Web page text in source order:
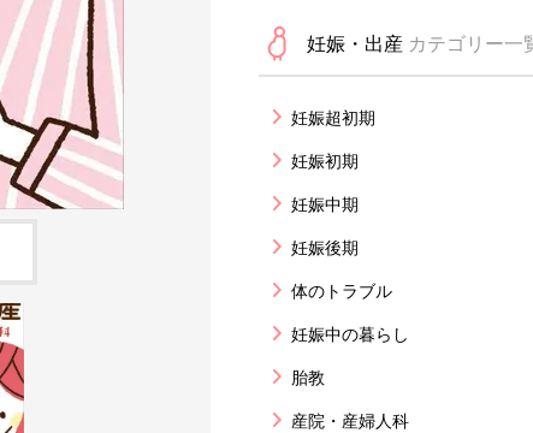
妊娠・出産 カテゴリー一
妊娠超初期
妊娠初期
妊娠中期
妊娠後期
体のトラブル
妊娠中の暮らし
胎教
産院・産婦人科